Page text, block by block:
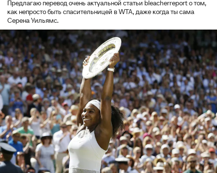
Предлагаю перевод очень актуальной статьи bleacherreport о том,
как непросто быть спасительницей в WTA, даже когда ты сама
Серена Уильямс.